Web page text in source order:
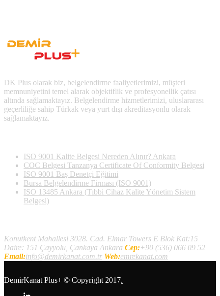
DK Plus olarak biz, belgelendirme faaliyetlerimizi, müşteri
memnuniyetini temel alarak objektiflik ve profesyonellik çatısı
altında sağlamaktayız. Belgelendirme hizmetlerimizi, uluslararası
geçerliliğe sahip Türkak veya yurt dışı akreditasyonlu olarak
sağlamaktayız.
ISO 9001 Kalite Belgesi Nereden Alınır? Ankara
COC Belgesi Tanzanya Certificate Of Conformity Belgesi
ISO 9001 Baş Denetçi Eğitimi
Bursa Belgelendirme Firması (ISO 9001)
ISO 13485 Ankara (Tıbbi Cihaz Kalite Yönetim Sistem
Belgesi)
Konutkent Mahallesi 3028. Cad. Elmar Towers E Blok Kat:15
Daire: 151 Çayyolu, Çankaya Ankara Cep:+90 (536) 066 09 52
Email:info@demirkanat.com.tr Web:emrekanat.com
DemirKanat Plus+ © Copyright 2017.